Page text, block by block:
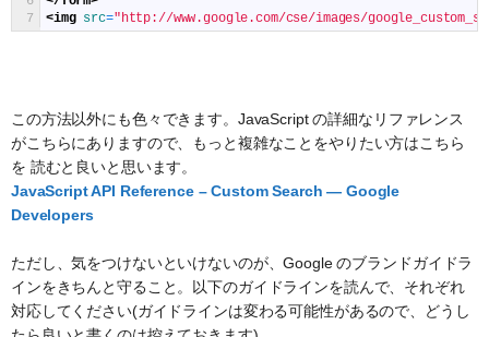
7
<img src="http://www.google.com/cse/images/
この方法以外にも色々できます。JavaScript の詳細なリファレンス
がこちらにありますので、もっと複雑なことをやりたい方はこちら
を 読むと良いと思います。
JavaScript API Reference – Custom Search — Google
Developers
ただし、気をつけないといけないのが、Google のブランドガイドラ
インをきちんと守ること。以下のガイドラインを読んで、それぞれ
対応してください(ガイドラインは変わる可能性があるので、どうし